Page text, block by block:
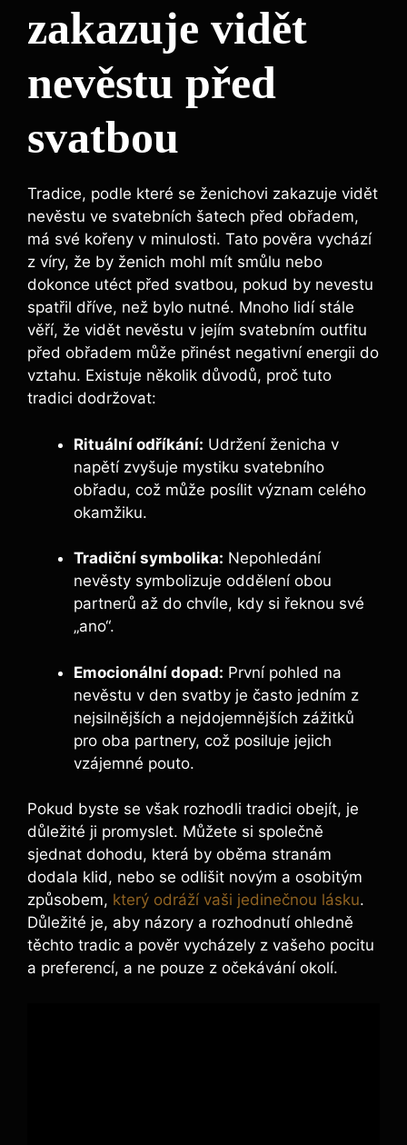
zakazuje vidět
nevěstu před
svatbou
Tradice, podle které se ženichovi zakazuje vidět
nevěstu ve svatebních šatech před obřadem,
má své kořeny v minulosti. Tato pověra vychází
z víry, že by ženich mohl mít smůlu nebo
dokonce utéct před svatbou, pokud by nevestu
spatřil dříve, než bylo nutné. Mnoho lidí stále
věří, že vidět nevěstu v jejím svatebním outfitu
před obřadem může přinést negativní energii do
vztahu. Existuje několik důvodů, proč tuto
tradici dodržovat:
Rituální odříkání: Udržení ženicha v
napětí zvyšuje mystiku svatebního
obřadu, což může posílit význam celého
okamžiku.
Tradiční symbolika: Nepohledání
nevěsty symbolizuje oddělení obou
partnerů až do chvíle, kdy si řeknou své
„ano“.
Emocionální dopad: První pohled na
nevěstu v den svatby je často jedním z
nejsilnějších a nejdojemnějších zážitků
pro oba partnery, což posiluje jejich
vzájemné pouto.
Pokud byste se však rozhodli tradici obejít, je
důležité ji promyslet. Můžete si společně
sjednat dohodu, která by oběma stranám
dodala klid, nebo se odlišit novým a osobitým
způsobem, který odráží vaši jedinečnou lásku.
Důležité je, aby názory a rozhodnutí ohledně
těchto tradic a pověr vycházely z vašeho pocitu
a preferencí, a ne pouze z očekávání okolí.